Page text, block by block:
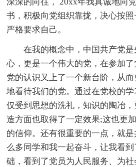
书，积极向党组织靠拢，决心按
严格要求自己。
在我的概念中，中国共产党是
心，更是一个伟大的党，在参加
党的认识又上了一个新台阶，从
地看待我们的党。通过在党校的
仅受到思想的洗礼，知识的陶冶
造方面也取得了一定效果;这也更
的信仰。还有很重要的一点，就
么多同学和我一起奋斗，让我看
础，看到了党员为人民服务、为